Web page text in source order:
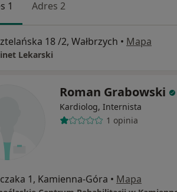
1 Adres 2
18 /2, Wałbrzych • Mapa
Lekarski
Roman Grabowski
Kardiolog, Internista
1 opinia
1, Kamienna-Góra • Mapa